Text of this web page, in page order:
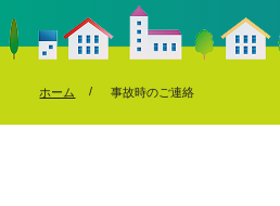
ホーム 事故時のご連絡